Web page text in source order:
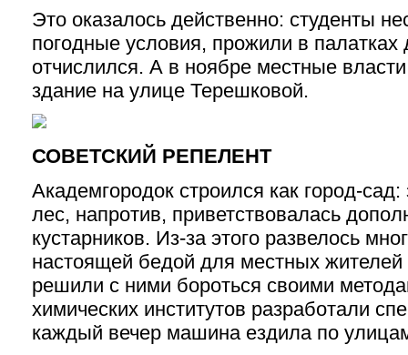
Это оказалось действенно: студенты
погодные условия, прожили в палатках
отчислился. А в ноябре местные
здание на улице Терешковой.
СОВЕТСКИЙ РЕПЕЛЕНТ
Академгородок строился как город-
лес, напротив, приветствовалась
кустарников. Из-за этого развелось
настоящей бедой для местных жителей
решили с ними бороться своими
химических институтов разработали
каждый вечер машина ездила по